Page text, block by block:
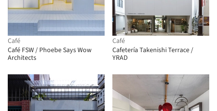
Café
Café FSW / Phoebe Says Wow
Architects
Café
Cafetería Takenishi Terrace /
YRAD